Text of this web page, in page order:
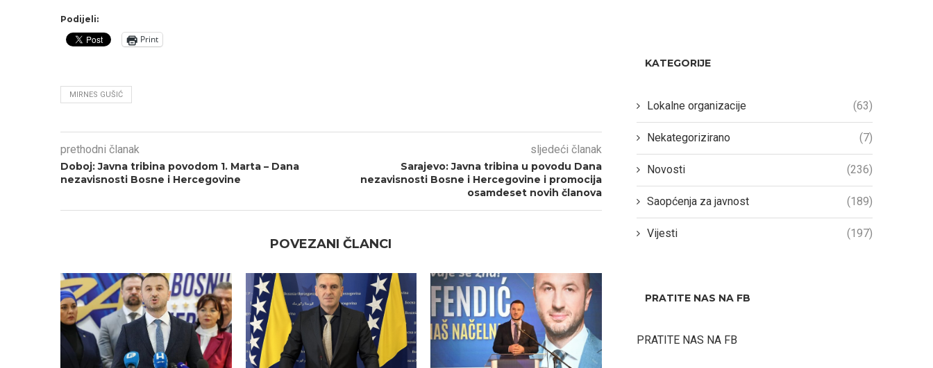
Podijeli:
Print
MIRNES GUŠIĆ
prethodni članak
Doboj: Javna tribina povodom 1. Marta – Dana
nezavisnosti Bosne i Hercegovine
sljedeći članak
Sarajevo: Javna tribina u povodu Dana
nezavisnosti Bosne i Hercegovine i promocija
osamdeset novih članova
POVEZANI ČLANCI
KATEGORIJE
Lokalne organizacije (63)
Nekategorizirano (7)
Novosti (236)
Saopćenja za javnost (189)
Vijesti (197)
PRATITE NAS NA FB
PRATITE NAS NA FB